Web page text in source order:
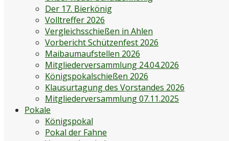
Der 17. Bierkönig
Volltreffer 2026
Vergleichsschießen in Ahlen
Vorbericht Schützenfest 2026
Maibaumaufstellen 2026
Mitgliederversammlung 24.04.2026
Königspokalschießen 2026
Klausurtagung des Vorstandes 2026
Mitgliederversammlung 07.11.2025
Pokale
Königspokal
Pokal der Fahne